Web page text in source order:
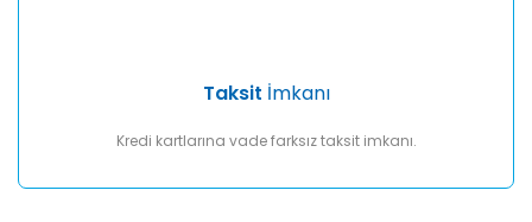
Taksit İmkanı
Kredi kartlarına vade farksız taksit imkanı.